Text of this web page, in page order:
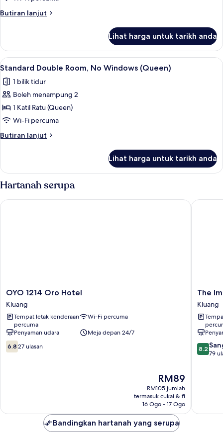
Room
Butiran lanjut
Butiran
Twin
Room
Lihat harga untuk tarikh anda
Lihat
semua
foto
untuk
Standard
Double
Room,
No
(Queen)
Standard Double Room, No
5
Standard Double Room, No Windows (Queen)
1 bilik tidur
Boleh menampung 2
1 Katil Ratu (Queen)
Wi-Fi percuma
Butiran lanjut
Butiran
Double
Room,
No
Windows
(Queen)
Lihat harga untuk tarikh anda
Hartanah serupa
OYO
1214
Oro
Hotel
Kluang
OYO 1214 Oro Hotel
Kluang
Tempat letak kenderaan
percuma
Wi-Fi percuma
Penyaman udara
Meja depan 24/7
6.8
daripada
6.8 27 ulasan
Harga
ialah
RM89
RM89
RM105 jumlah
termasuk cukai & fi
16 Ogo - 17 Ogo
OYO 1214 Oro Hotel
The
Imperial
Hotel
Kluang
The
Kluang
8.2
8.2
79
The
Bandingkan hartanah yang serupa